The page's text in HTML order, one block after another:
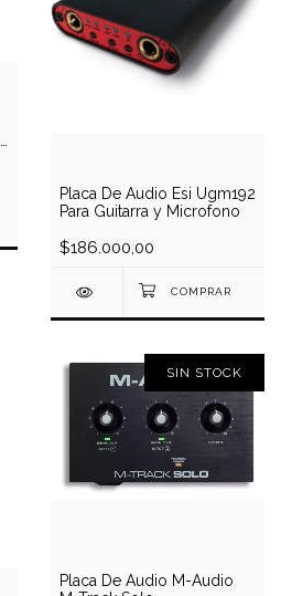
Placa De Audio Esi Ugm192
Para Guitarra y Microfono
$186.000,00
SIN STOCK
Placa De Audio M-Audio